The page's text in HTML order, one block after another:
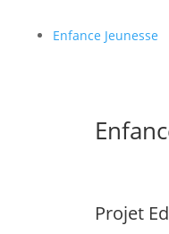
Enfance Jeunesse
Projet